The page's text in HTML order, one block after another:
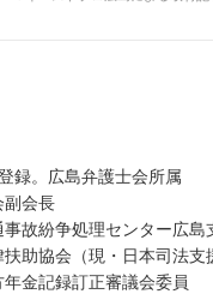
録。広島弁護士会所属
会長
故紛争処理センター広島
助協会（現・日本司法支
金記録訂正審議会委員